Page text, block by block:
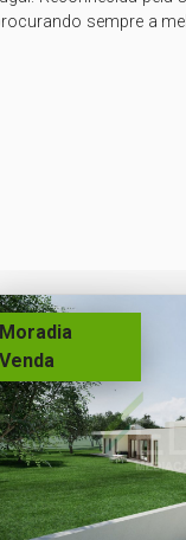
sempre a
Moradia
Venda